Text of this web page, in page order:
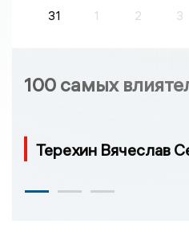
31
1 2 3
100 самых
Терехин Вячеслав